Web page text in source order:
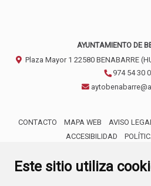
Este sitio utiliza
AYUNTAMIENTO DE
Plaza Mayor 1 22580 BENABARRE
974 54 30
CONTACTO MAPA WEB AVISO
ACCESIBILIDAD